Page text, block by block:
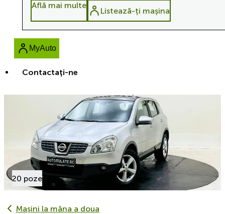
Contactaţi-ne
Află mai multe
Listează-ți mașina
MyAuto
20 poze
Mașini la mâna a doua